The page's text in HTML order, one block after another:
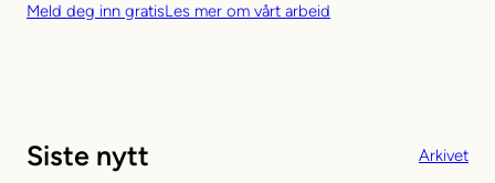
Meld deg inn gratisLes mer om vårt arbeid
Siste nytt Arkivet